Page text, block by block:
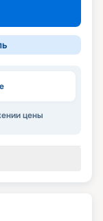
цены